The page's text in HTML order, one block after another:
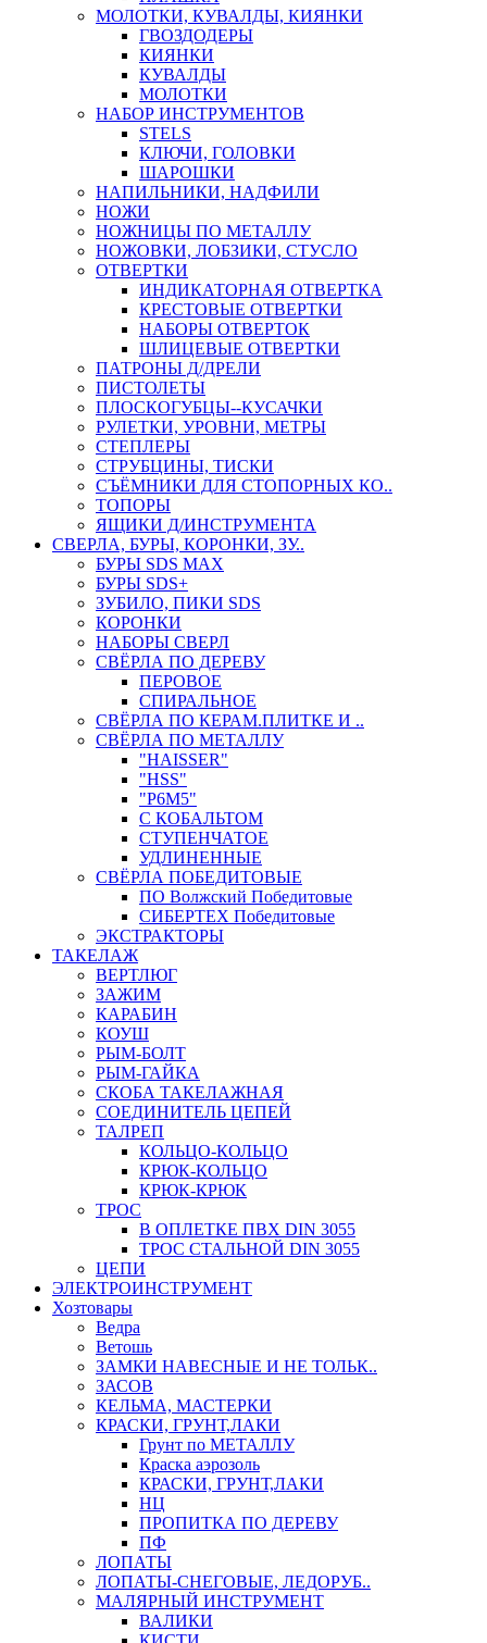
МОЛОТКИ, КУВАЛДЫ, КИЯНКИ
ГВОЗДОДЕРЫ
КИЯНКИ
КУВАЛДЫ
МОЛОТКИ
НАБОР ИНСТРУМЕНТОВ
STELS
КЛЮЧИ, ГОЛОВКИ
ШАРОШКИ
НАПИЛЬНИКИ, НАДФИЛИ
НОЖИ
НОЖНИЦЫ ПО МЕТАЛЛУ
НОЖОВКИ, ЛОБЗИКИ, СТУСЛО
ОТВЕРТКИ
ИНДИКАТОРНАЯ ОТВЕРТКА
КРЕСТОВЫЕ ОТВЕРТКИ
НАБОРЫ ОТВЕРТОК
ШЛИЦЕВЫЕ ОТВЕРТКИ
ПАТРОНЫ Д/ДРЕЛИ
ПИСТОЛЕТЫ
ПЛОСКОГУБЦЫ--КУСАЧКИ
РУЛЕТКИ, УРОВНИ, МЕТРЫ
СТЕПЛЕРЫ
СТРУБЦИНЫ, ТИСКИ
СЪЁМНИКИ ДЛЯ СТОПОРНЫХ КО..
ТОПОРЫ
ЯЩИКИ Д/ИНСТРУМЕНТА
СВЕРЛА, БУРЫ, КОРОНКИ, ЗУ..
БУРЫ SDS MAX
БУРЫ SDS+
ЗУБИЛО, ПИКИ SDS
КОРОНКИ
НАБОРЫ СВЕРЛ
СВЁРЛА ПО ДЕРЕВУ
ПЕРОВОЕ
СПИРАЛЬНОЕ
СВЁРЛА ПО КЕРАМ.ПЛИТКЕ И ..
СВЁРЛА ПО МЕТАЛЛУ
"HAISSER"
"HSS"
"Р6М5"
С КОБАЛЬТОМ
СТУПЕНЧАТОЕ
УДЛИНЕННЫЕ
СВЁРЛА ПОБЕДИТОВЫЕ
ПО Волжский Победитовые
СИБЕРТЕХ Победитовые
ЭКСТРАКТОРЫ
ТАКЕЛАЖ
ВЕРТЛЮГ
ЗАЖИМ
КАРАБИН
КОУШ
РЫМ-БОЛТ
РЫМ-ГАЙКА
СКОБА ТАКЕЛАЖНАЯ
СОЕДИНИТЕЛЬ ЦЕПЕЙ
ТАЛРЕП
КОЛЬЦО-КОЛЬЦО
КРЮК-КОЛЬЦО
КРЮК-КРЮК
ТРОС
В ОПЛЕТКЕ ПВХ DIN 3055
ТРОС СТАЛЬНОЙ DIN 3055
ЦЕПИ
ЭЛЕКТРОИНСТРУМЕНТ
Хозтовары
Ведра
Ветошь
ЗАМКИ НАВЕСНЫЕ И НЕ ТОЛЬК..
ЗАСОВ
КЕЛЬМА, МАСТЕРКИ
КРАСКИ, ГРУНТ,ЛАКИ
Грунт по МЕТАЛЛУ
Краска аэрозоль
КРАСКИ, ГРУНТ,ЛАКИ
НЦ
ПРОПИТКА ПО ДЕРЕВУ
ПФ
ЛОПАТЫ
ЛОПАТЫ-СНЕГОВЫЕ, ЛЕДОРУБ..
МАЛЯРНЫЙ ИНСТРУМЕНТ
ВАЛИКИ